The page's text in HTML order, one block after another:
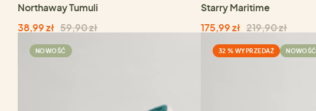
Northaway Tumuli
38,99 zł 59,90 zł
Starry Maritime
175,99 zł 219,90 zł
NOWOŚĆ 32 % WYPRZEDAŻ NOWOŚĆ